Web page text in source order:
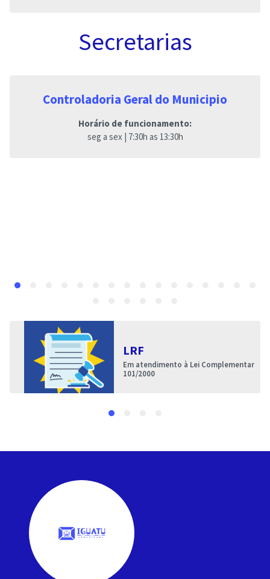
Secretarias
Controladoria Geral do Municipio
Horário de funcionamento:
seg a sex | 7:30h as 13:30h
LRF
Em atendimento à Lei Complementar
101/2000